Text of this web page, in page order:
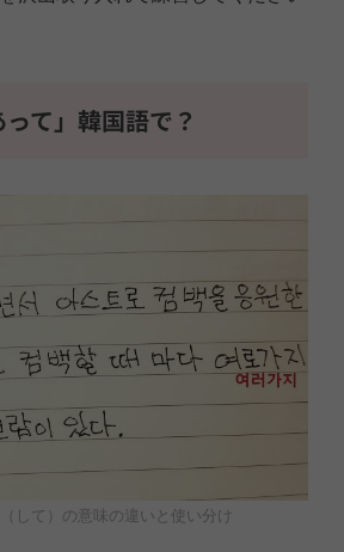
って」韓国語で？
して）の意味の違いと使い分け